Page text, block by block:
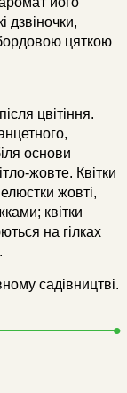
дзвіночки,
цяткою
цвітіння.
основи
жовте. Квітки
жовті,
квітки
на гілках
садівництві.